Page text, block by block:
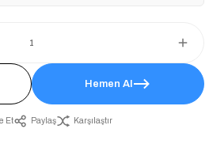
Hemen Al
Et Paylaş Karşılaştır